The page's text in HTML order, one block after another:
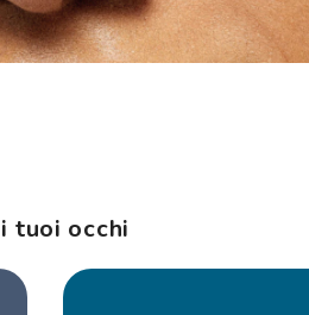
tuoi occhi